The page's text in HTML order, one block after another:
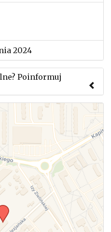
2024
Poinformuj
przesłać informację o
mityngu.